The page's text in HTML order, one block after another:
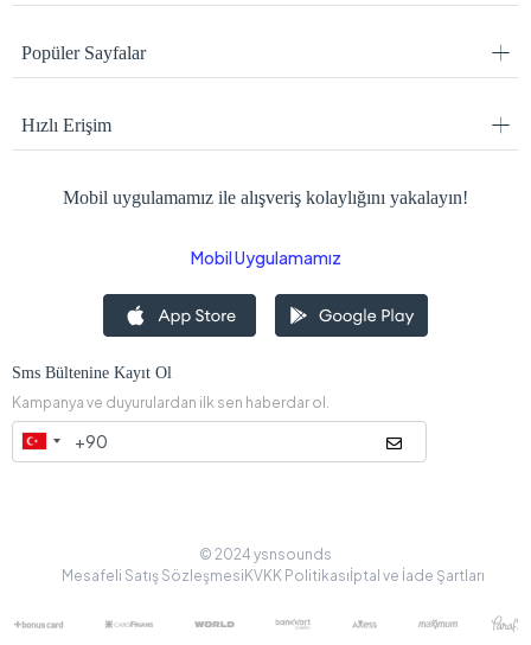
Popüler Sayfalar
Hızlı Erişim
Mobil uygulamamız ile alışveriş kolaylığını yakalayın!
Mobil Uygulamamız
Sms Bültenine Kayıt Ol
Kampanya ve duyurulardan ilk sen haberdar ol.
© 2024 ysnsounds
Mesafeli Satış Sözleşmesi KVKK Politikasıİptal ve İade Şartları